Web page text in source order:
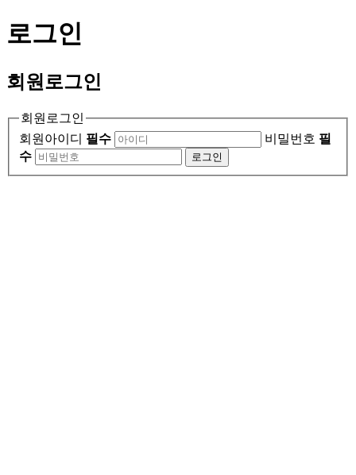
로그인
회원 로그인
회원로그인
회원아이디 필수 비밀번호 필
수
로그인